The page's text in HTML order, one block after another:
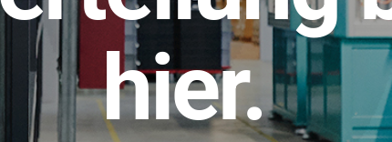
hier.
im Alltag,
Das innovative
robust, IP-geschützt